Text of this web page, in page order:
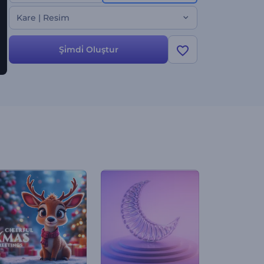
aşkınızı gösterin!
Kare | Resim
Şi̇mdi̇ Oluştur